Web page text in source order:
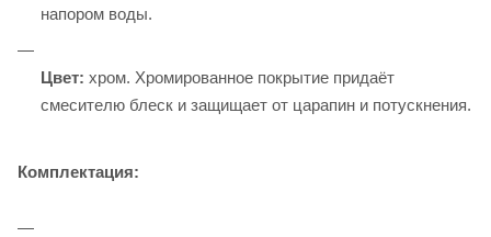
напором воды.
Цвет: хром. Хромированное покрытие придаёт
смесителю блеск и защищает от царапин и потускнения.
Комплектация: